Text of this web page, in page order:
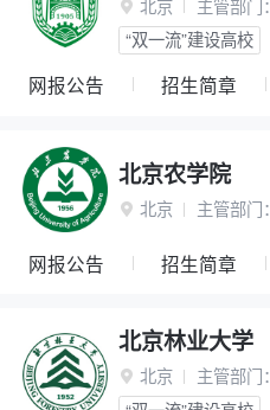
 北京 主管部门：
“双一流”建设高校
网报公告 招生简章
北京农学院
 北京 主管部门：
网报公告 招生简章
北京林业大学
 北京 主管部门：